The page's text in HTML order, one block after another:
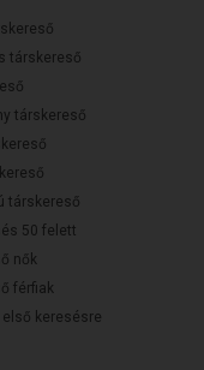
társkereső
társkereső
társkereső
50 felett
nők
férfiak
keresésre